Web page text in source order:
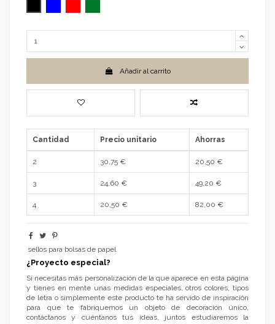
Añadir al carrito
Cantidad Precio unitario Ahorras
2 30,75 € 20,50 €
3 24,60 € 49,20 €
4 20,50 € 82,00 €
sellos para bolsas de papel
¿Proyecto especial?
Si necesitas más personalización de la que aparece en esta página
y tienes en mente unas medidas especiales, otros colores, tipos
de letra o simplemente este producto te ha servido de inspiración
para que te fabriquemos un objeto de decoración único,
contáctanos y cuéntanos tus ideas, juntos estudiaremos la